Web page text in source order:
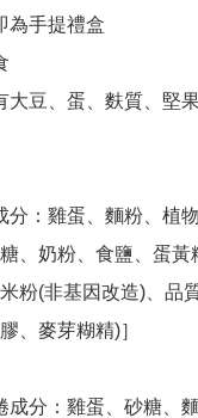
、奶粉、食鹽、蛋黃
粉(非基因改造)、品
、麥芽糊精)］